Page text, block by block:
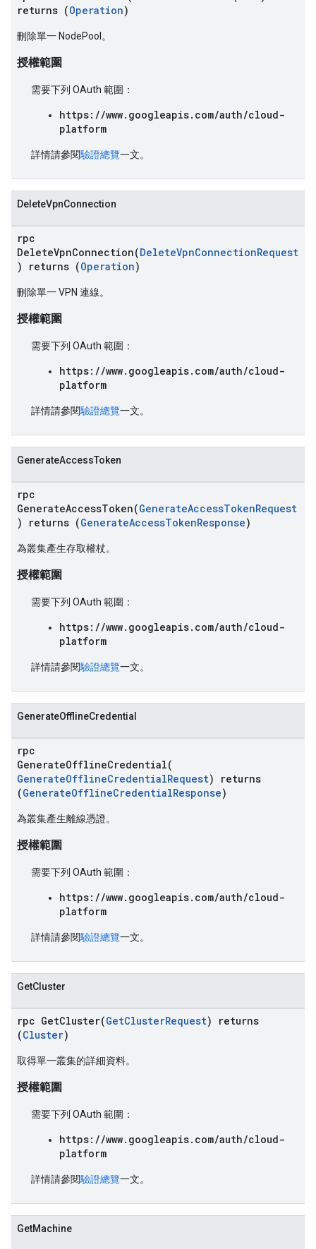
returns (Operation)
刪除單一 NodePool。
授權範圍
需要下列 OAuth 範圍：
https://www.googleapis.com/auth/cloud-
platform
詳情請參閱驗證總覽一文。
DeleteVpnConnection
rpc
DeleteVpnConnection(DeleteVpnConnectionRequest
) returns (Operation)
刪除單一 VPN 連線。
授權範圍
需要下列 OAuth 範圍：
https://www.googleapis.com/auth/cloud-
platform
詳情請參閱驗證總覽一文。
GenerateAccessToken
rpc
GenerateAccessToken(GenerateAccessTokenRequest
) returns (GenerateAccessTokenResponse)
為叢集產生存取權杖。
授權範圍
需要下列 OAuth 範圍：
https://www.googleapis.com/auth/cloud-
platform
詳情請參閱驗證總覽一文。
GenerateOfflineCredential
rpc
GenerateOfflineCredential(
GenerateOfflineCredentialRequest) returns
(GenerateOfflineCredentialResponse)
為叢集產生離線憑證。
授權範圍
需要下列 OAuth 範圍：
https://www.googleapis.com/auth/cloud-
platform
詳情請參閱驗證總覽一文。
GetCluster
rpc GetCluster(GetClusterRequest) returns
(Cluster)
取得單一叢集的詳細資料。
授權範圍
需要下列 OAuth 範圍：
https://www.googleapis.com/auth/cloud-
platform
詳情請參閱驗證總覽一文。
GetMachine